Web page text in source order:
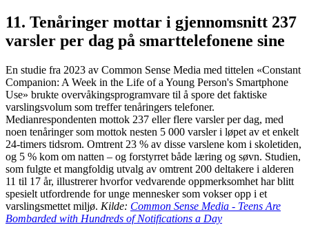
11. Tenåringer mottar i gjennomsnitt 237
varsler per dag på smarttelefonene sine
En studie fra 2023 av Common Sense Media med tittelen «Constant
Companion: A Week in the Life of a Young Person's Smartphone
Use» brukte overvåkingsprogramvare til å spore det faktiske
varslingsvolum som treffer tenåringers telefoner.
Medianrespondenten mottok 237 eller flere varsler per dag, med
noen tenåringer som mottok nesten 5 000 varsler i løpet av et enkelt
24-timers tidsrom. Omtrent 23 % av disse varslene kom i skoletiden,
og 5 % kom om natten – og forstyrret både læring og søvn. Studien,
som fulgte et mangfoldig utvalg av omtrent 200 deltakere i alderen
11 til 17 år, illustrerer hvorfor vedvarende oppmerksomhet har blitt
spesielt utfordrende for unge mennesker som vokser opp i et
varslingsmettet miljø. Kilde: Common Sense Media - Teens Are
Bombarded with Hundreds of Notifications a Day